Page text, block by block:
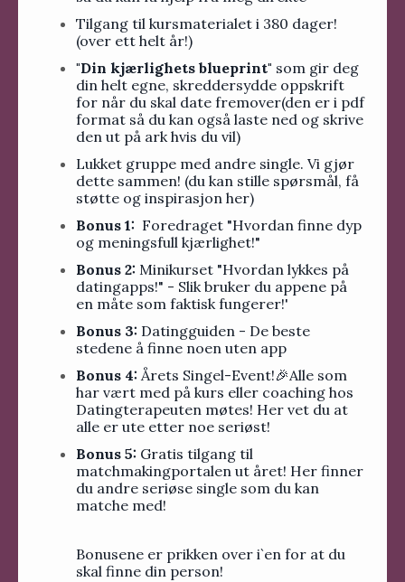
Tilgang til kursmaterialet i 380 dager!
(over ett helt år!)
"Din kjærlighets blueprint" som gir deg
din helt egne, skreddersydde oppskrift
for når du skal date fremover(den er i pdf
format så du kan også laste ned og skrive
den ut på ark hvis du vil)
Lukket gruppe med andre single. Vi gjør
dette sammen! (du kan stille spørsmål, få
støtte og inspirasjon her)
Bonus 1: Foredraget "Hvordan finne dyp
og meningsfull kjærlighet!"
Bonus 2: Minikurset "Hvordan lykkes på
datingapps!" - Slik bruker du appene på
en måte som faktisk fungerer!'
Bonus 3: Datingguiden - De beste
stedene å finne noen uten app
Bonus 4: Årets Singel-Event!🎉Alle som
har vært med på kurs eller coaching hos
Datingterapeuten møtes! Her vet du at
alle er ute etter noe seriøst!
Bonus 5: Gratis tilgang til
matchmakingportalen ut året! Her finner
du andre seriøse single som du kan
matche med!
Bonusene er prikken over i`en for at du
skal finne din person!